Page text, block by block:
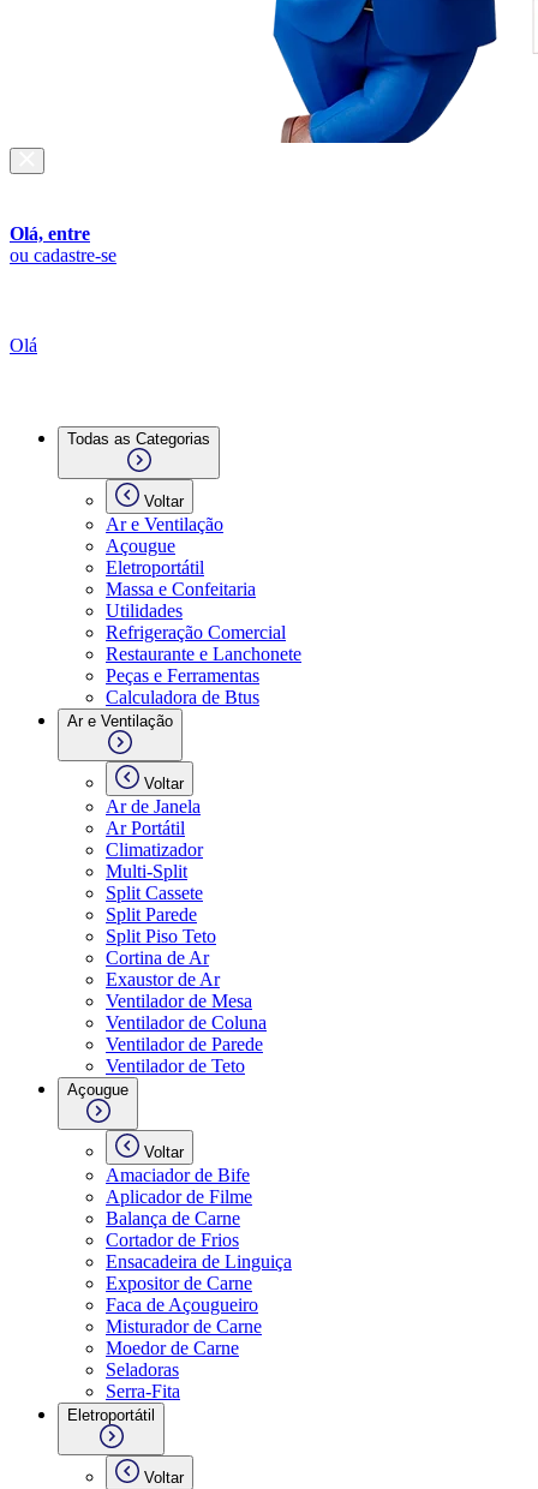
Olá, entre
ou cadastre-se
Olá
Todas as Categorias
Voltar
Ar e Ventilação
Açougue
Eletroportátil
Massa e Confeitaria
Utilidades
Refrigeração Comercial
Restaurante e Lanchonete
Peças e Ferramentas
Calculadora de Btus
Ar e Ventilação
Voltar
Ar de Janela
Ar Portátil
Climatizador
Multi-Split
Split Cassete
Split Parede
Split Piso Teto
Cortina de Ar
Exaustor de Ar
Ventilador de Mesa
Ventilador de Coluna
Ventilador de Parede
Ventilador de Teto
Açougue
Voltar
Amaciador de Bife
Aplicador de Filme
Balança de Carne
Cortador de Frios
Ensacadeira de Linguiça
Expositor de Carne
Faca de Açougueiro
Misturador de Carne
Moedor de Carne
Seladoras
Serra-Fita
Eletroportátil
Voltar